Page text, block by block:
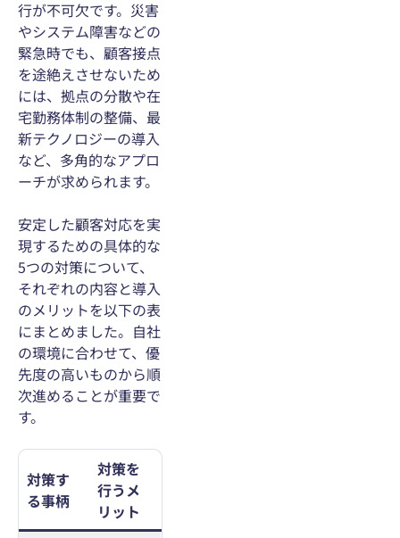
行が不可欠です。災害
やシステム障害などの
緊急時でも、顧客接点
を途絶えさせないため
には、拠点の分散や在
宅勤務体制の整備、最
新テクノロジーの導入
など、多角的なアプロ
ーチが求められます。
安定した顧客対応を実
現するための具体的な
5つの対策について、
それぞれの内容と導入
のメリットを以下の表
にまとめました。自社
の環境に合わせて、優
先度の高いものから順
次進めることが重要で
す。
対策す
る事柄
対策を
行うメ
リット